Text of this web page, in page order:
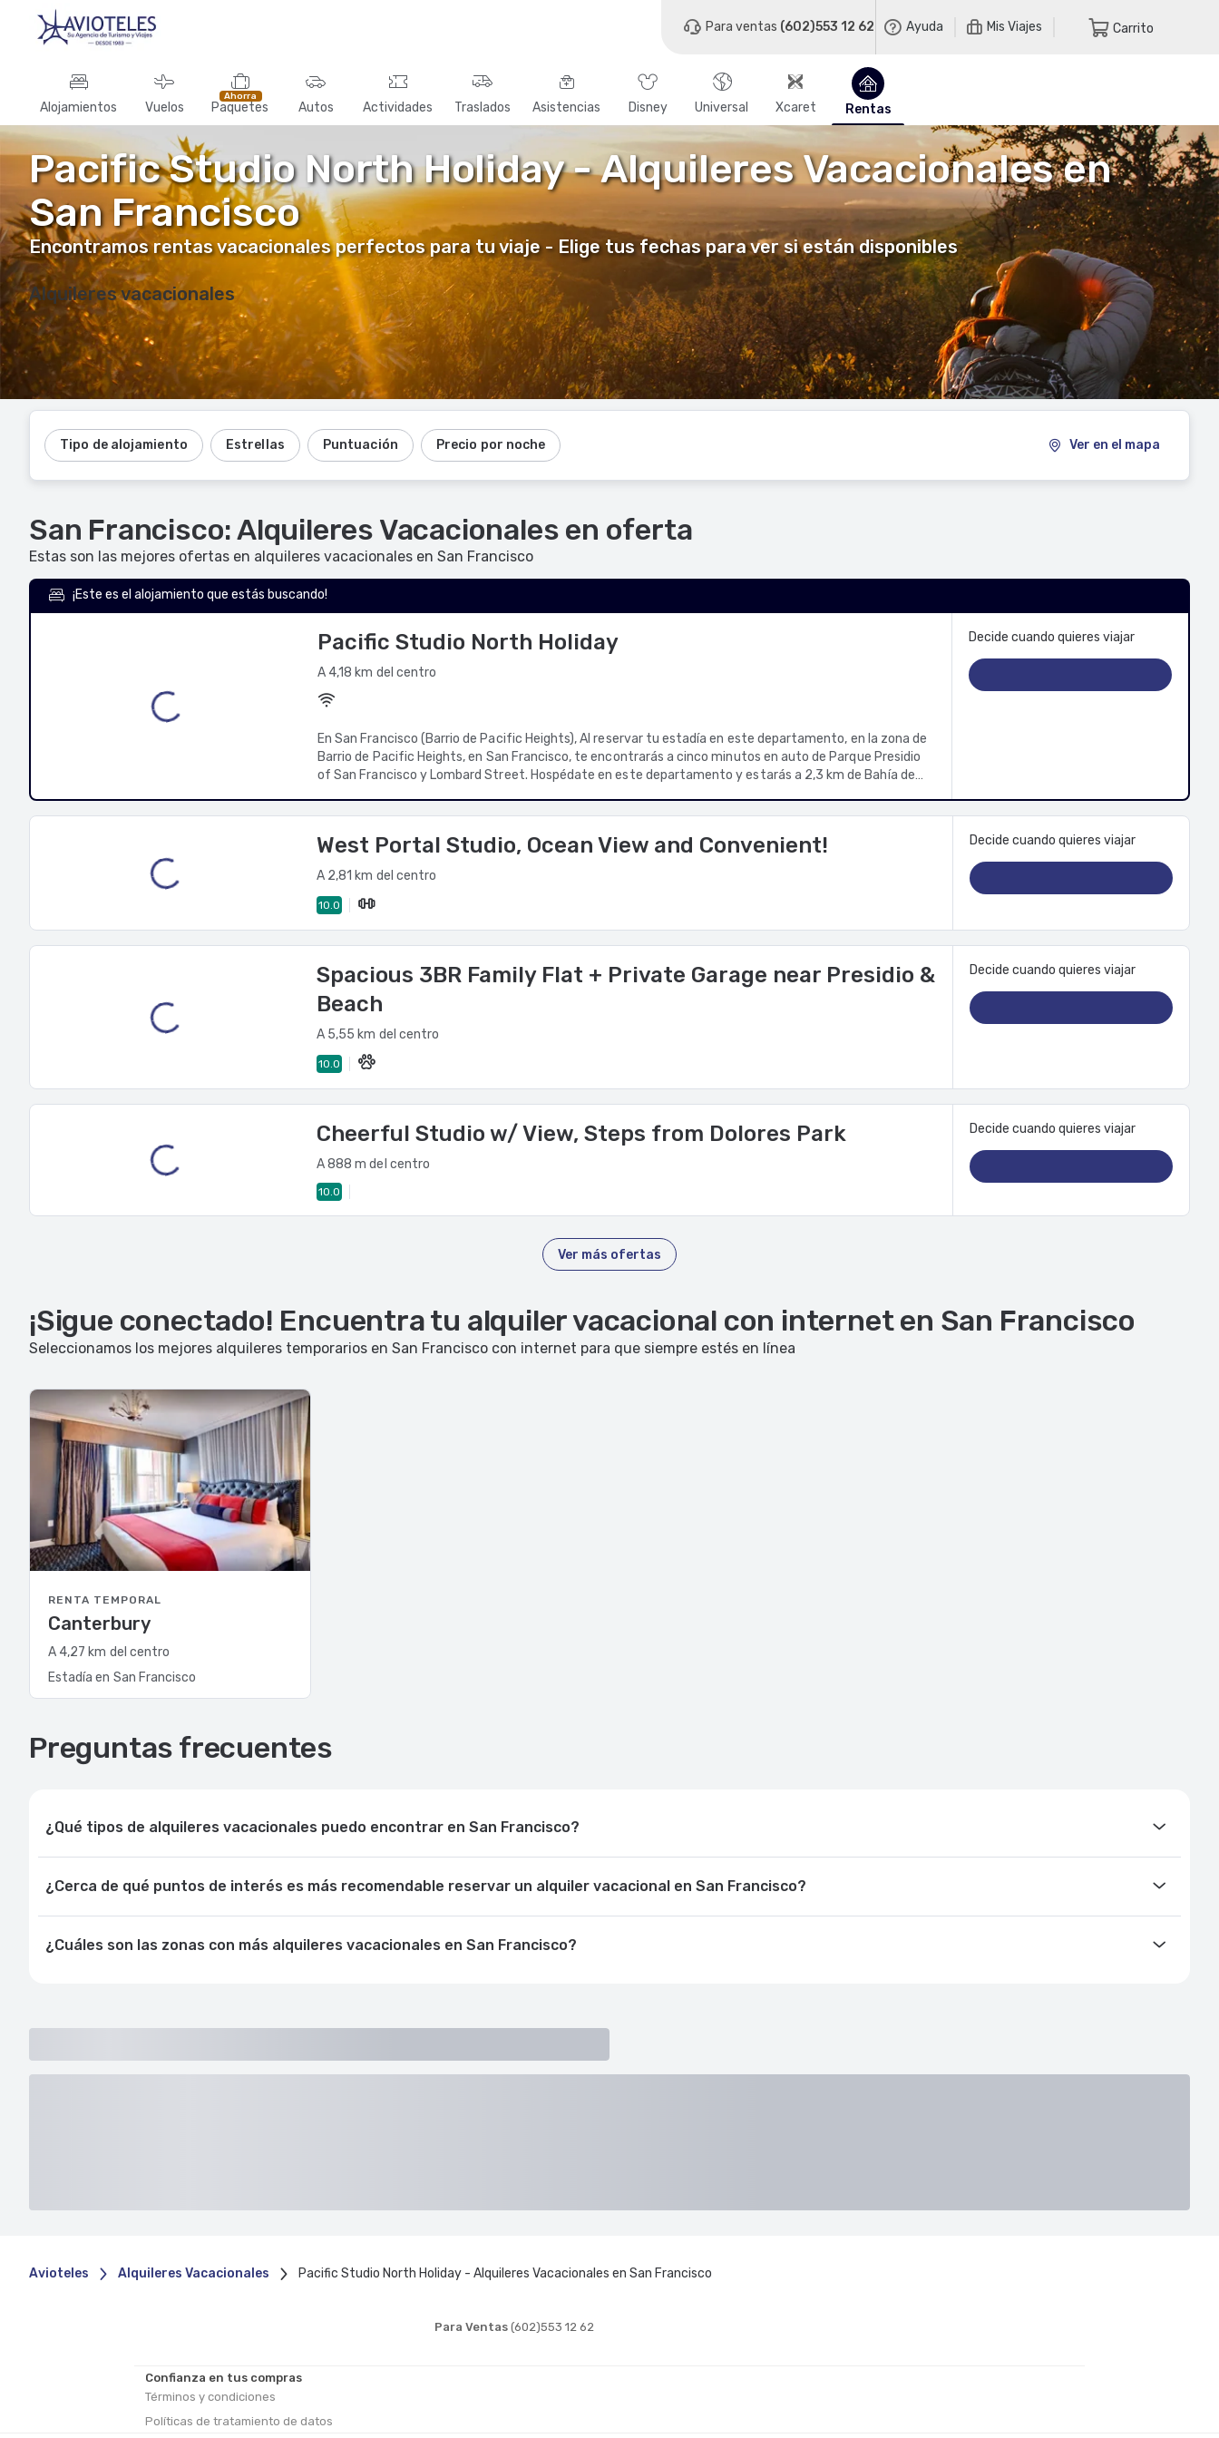
Para ventas (602)553 12 62 Ayuda Mis Viajes Carrito
Alojamientos Vuelos
Ahorra
Paquetes Autos Actividades Traslados Asistencias Disney Universal Xcaret Rentas
Pacific Studio North Holiday - Alquileres Vacacionales en
San Francisco
Encontramos rentas vacacionales perfectos para tu viaje - Elige tus fechas para ver si están disponibles
Alquileres vacacionales
Tipo de alojamiento Estrellas Puntuación Precio por noche Ver en el mapa
San Francisco: Alquileres Vacacionales en oferta
Estas son las mejores ofertas en alquileres vacacionales en San Francisco
¡Este es el alojamiento que estás buscando!
Pacific Studio North Holiday
A 4,18 km del centro
En San Francisco (Barrio de Pacific Heights), Al reservar tu estadía en este departamento, en la zona de
Barrio de Pacific Heights, en San Francisco, te encontrarás a cinco minutos en auto de Parque Presidio
of San Francisco y Lombard Street. Hospédate en este departamento y estarás a 2,3 km de Bahía de
una vez por estadía. La recepción tiene un horario limitado.
Decide cuando quieres viajar
West Portal Studio, Ocean View and Convenient!
A 2,81 km del centro
10.0
Decide cuando quieres viajar
Spacious 3BR Family Flat + Private Garage near Presidio &
Beach
A 5,55 km del centro
10.0
Decide cuando quieres viajar
Cheerful Studio w/ View, Steps from Dolores Park
A 888 m del centro
10.0
Decide cuando quieres viajar
Ver más ofertas
¡Sigue conectado! Encuentra tu alquiler vacacional con internet en San Francisco
Seleccionamos los mejores alquileres temporarios en San Francisco con internet para que siempre estés en línea
RENTA TEMPORAL
Canterbury
A 4,27 km del centro
Estadía en San Francisco
Preguntas frecuentes
¿Qué tipos de alquileres vacacionales puedo encontrar en San Francisco?
¿Cerca de qué puntos de interés es más recomendable reservar un alquiler vacacional en San Francisco?
¿Cuáles son las zonas con más alquileres vacacionales en San Francisco?
Avioteles Alquileres Vacacionales Pacific Studio North Holiday - Alquileres Vacacionales en San Francisco
Para Ventas (602)553 12 62
Confianza en tus compras
Términos y condiciones
Políticas de tratamiento de datos